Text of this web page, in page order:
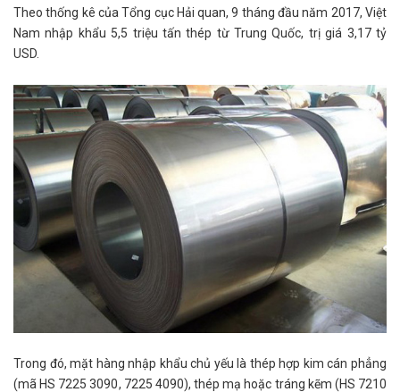
Theo thống kê của Tổng cục Hải quan, 9 tháng đầu năm 2017, Việt
Nam nhập khẩu 5,5 triệu tấn thép từ Trung Quốc, trị giá 3,17 tỷ
USD.
Trong đó, mặt hàng nhập khẩu chủ yếu là thép hợp kim cán phẳng
(mã HS 7225 3090, 7225 4090), thép mạ hoặc tráng kẽm (HS 7210